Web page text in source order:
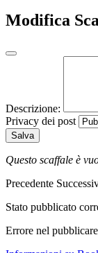
Modifica
Descrizione:
Privacy dei post
Salva
Questo scaffale è
Precedente
Stato pubblicato
Errore nel